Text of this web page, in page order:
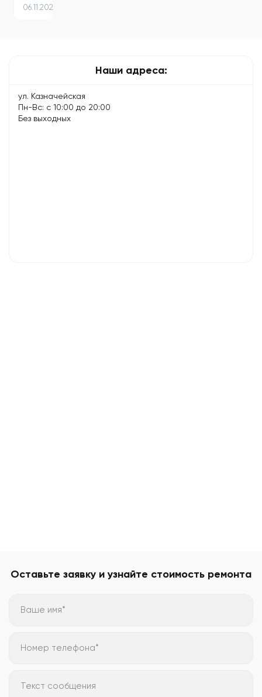
iPhone
06.11.2024
Наши адреса:
ул. Казначейская
Пн-Вс: с 10:00 до 20:00
Без выходных
Оставьте заявку и узнайте стоимость ремонта
Ваше имя*
Номер телефона*
Текст сообщения